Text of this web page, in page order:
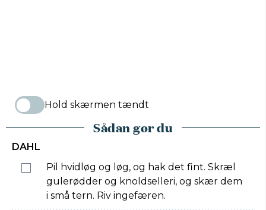
Hold skærmen tændt
Sådan gør du
DAHL
Pil hvidløg og løg, og hak det fint. Skræl
gulerødder og knoldselleri, og skær dem
i små tern. Riv ingefæren.